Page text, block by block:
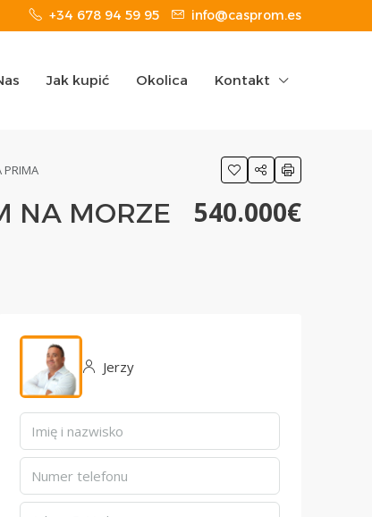
+34 678 94 59 95 info@casprom.es
Jak kupić Okolica Kontakt
PRIMA
NA MORZE
540.000€
Jerzy